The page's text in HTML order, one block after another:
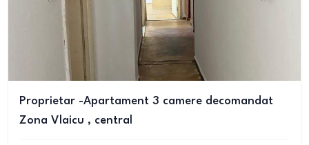
Proprietar -Apartament 3 camere decomandat
Zona Vlaicu , central